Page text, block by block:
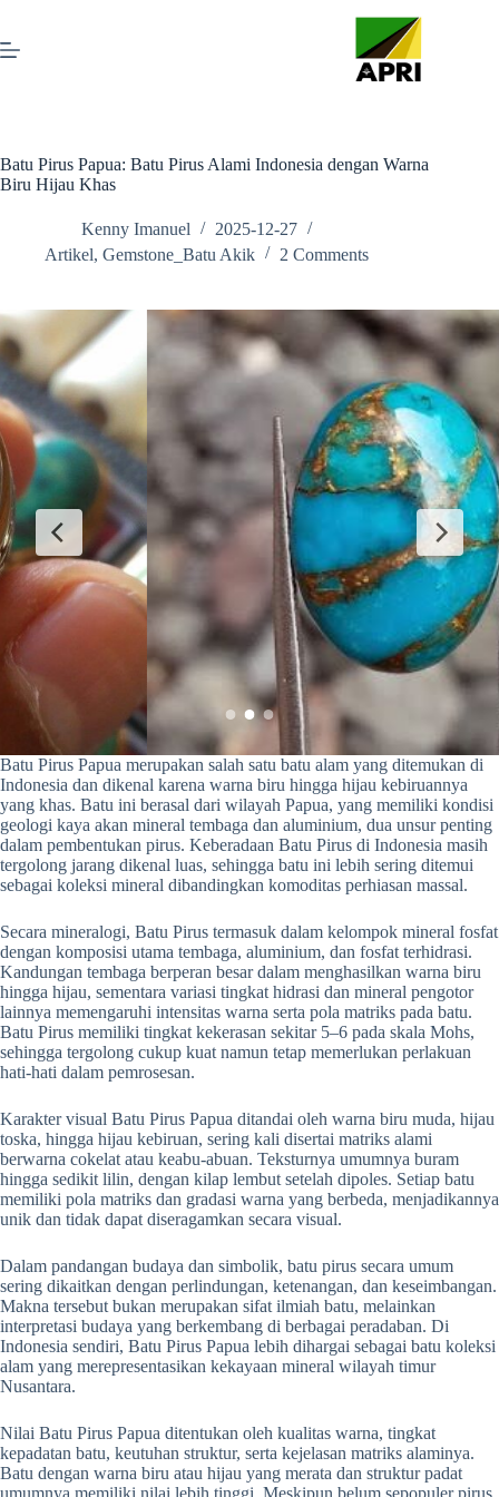
Batu Pirus Papua: Batu Pirus Alami Indonesia dengan Warna
Biru Hijau Khas
Kenny Imanuel
2025-12-27
Artikel, Gemstone_Batu Akik 2 Comments
Batu Pirus Papua merupakan salah satu batu alam yang ditemukan di
Indonesia dan dikenal karena warna biru hingga hijau kebiruannya
yang khas. Batu ini berasal dari wilayah Papua, yang memiliki kondisi
geologi kaya akan mineral tembaga dan aluminium, dua unsur penting
dalam pembentukan pirus. Keberadaan Batu Pirus di Indonesia masih
tergolong jarang dikenal luas, sehingga batu ini lebih sering ditemui
sebagai koleksi mineral dibandingkan komoditas perhiasan massal.
Secara mineralogi, Batu Pirus termasuk dalam kelompok mineral fosfat
dengan komposisi utama tembaga, aluminium, dan fosfat terhidrasi.
Kandungan tembaga berperan besar dalam menghasilkan warna biru
hingga hijau, sementara variasi tingkat hidrasi dan mineral pengotor
lainnya memengaruhi intensitas warna serta pola matriks pada batu.
Batu Pirus memiliki tingkat kekerasan sekitar 5–6 pada skala Mohs,
sehingga tergolong cukup kuat namun tetap memerlukan perlakuan
hati-hati dalam pemrosesan.
Karakter visual Batu Pirus Papua ditandai oleh warna biru muda, hijau
toska, hingga hijau kebiruan, sering kali disertai matriks alami
berwarna cokelat atau keabu-abuan. Teksturnya umumnya buram
hingga sedikit lilin, dengan kilap lembut setelah dipoles. Setiap batu
memiliki pola matriks dan gradasi warna yang berbeda, menjadikannya
unik dan tidak dapat diseragamkan secara visual.
Dalam pandangan budaya dan simbolik, batu pirus secara umum
sering dikaitkan dengan perlindungan, ketenangan, dan keseimbangan.
Makna tersebut bukan merupakan sifat ilmiah batu, melainkan
interpretasi budaya yang berkembang di berbagai peradaban. Di
Indonesia sendiri, Batu Pirus Papua lebih dihargai sebagai batu koleksi
alam yang merepresentasikan kekayaan mineral wilayah timur
Nusantara.
Nilai Batu Pirus Papua ditentukan oleh kualitas warna, tingkat
kepadatan batu, keutuhan struktur, serta kejelasan matriks alaminya.
Batu dengan warna biru atau hijau yang merata dan struktur padat
umumnya memiliki nilai lebih tinggi. Meskipun belum sepopuler pirus